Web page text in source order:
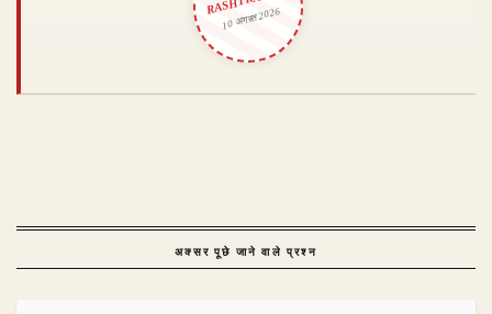
10 अगस्त 2026
अक्सर पूछे जाने वाले प्रश्न